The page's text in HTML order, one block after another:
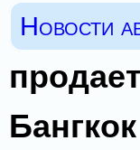
Новости